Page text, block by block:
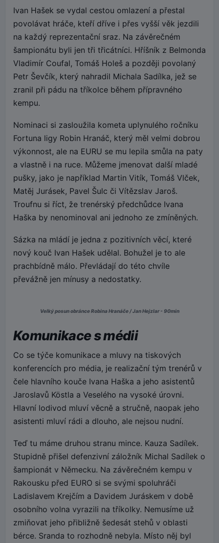
Ivan Hašek se vydal cestou omlazení a přestal
povolávat hráče, kteří dříve i přes vyšší věk jezdili
na každý reprezentační sraz. Na závěrečném
šampionátu byli jen tři třicátníci. Hříšník z Belmonda
Vladimír Coufal, Tomáš Holeš a později povolaný
Petr Ševčík, který nahradil Michala Sadílka, jež se
zranil při pádu na tříkolce během přípravného
kempu.
Nominaci si zasloužila kometa uplynulého ročníku
Fortuna ligy Robin Hranáč, který měl velmi dobrou
výkonnost, ale na EURU se mu lepila smůla na paty
a vlastně i na ruce. Můžeme jmenovat další mladé
pušky, jako je například Martin Vitík, Tomáš Vlček,
Matěj Jurásek, Pavel Šulc či Vítězslav Jaroš.
Troufnu si říct, že trenérský předchůdce Ivana
Haška by nenominoval ani jednoho ze zmíněných.
Sázka na mládí je jedna z pozitivních věcí, které
nový kouč Ivan Hašek udělal. Bohužel je to ale
prachbídně málo. Převládají do této chvíle
převážně jen mínusy a nedostatky.
Velký posun obránce Robina Hranáče / Jan Hejzlar - 90min
Komunikace s médii
Co se týče komunikace a mluvy na tiskových
konferencích pro média, je realizační tým trenérů v
čele hlavního kouče Ivana Haška a jeho asistentů
Jaroslavů Köstla a Veselého na vysoké úrovni.
Hlavní lodivod mluví věcně a stručně, naopak jeho
asistenti mluví rádi a dlouho, ale nejsou nudní.
Teď tu máme druhou stranu mince. Kauza Sadílek.
Stupidně přišel defenzivní záložník Michal Sadílek o
šampionát v Německu. Na závěrečném kempu v
Rakousku před EURO si se svými spoluhráči
Ladislavem Krejčím a Davidem Juráskem v době
osobního volna vyrazili na tříkolky. Nemusíme už
zmiňovat jeho přibližně šedesát stehů v oblasti
bérce. Sranda to rozhodně nebyla. Místo něj byl